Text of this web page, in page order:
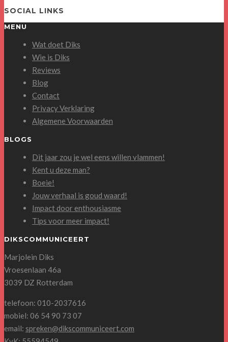
SOCIAL LINKS
MENU
Wat doet Diks
Wie is Diks
Reviews
Blog
Contact
Privacy Verklaring
Algemene Voorwaarden
BLOGS
Dit jaar zou je wel eens willen vlammen!
Kent u deze man?
Boeie!
Jouw verhaal is goud waard!
Impact door enthousiasme
Tips voor meer impact!
DIKSCOMMUNICEERT
Marjolein Diks
Vroesenlaan 46a
3039 DZ Rotterdam
telefoon: 010-2037616
mobiel: 06 54 90 73 07
email: spreken@dikscommuniceert.com